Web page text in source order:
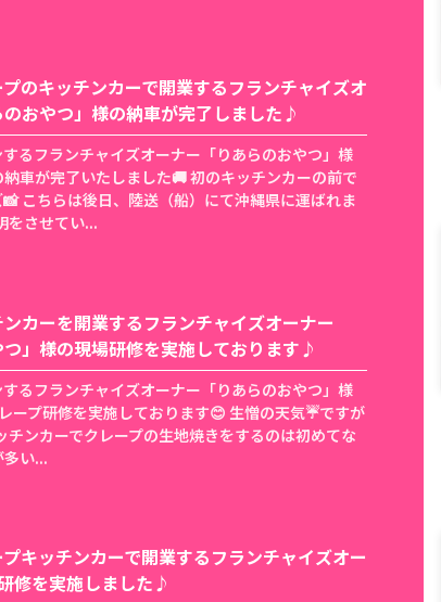
のキッチンカーで開業するフランチャイズオ
おやつ」様の納車が完了しました♪
るフランチャイズオーナー「りあらのおやつ」様
車が完了いたしました🚚 初のキッチンカーの前で
こちらは後日、陸送（船）にて沖縄県に運ばれま
をさせてい...
カーを開業するフランチャイズオーナー
つ」様の現場研修を実施しております♪
るフランチャイズオーナー「りあらのおやつ」様
ープ研修を実施しております😊 生憎の天気☔️ですが
チンカーでクレープの生地焼きをするのは初めてな
い...
キッチンカーで開業するフランチャイズオー
修を実施しました♪